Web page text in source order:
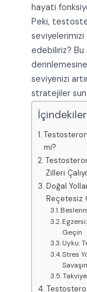
hayati
Peki,
seviyelerimizi
edebiliriz? Bu
seviyenizi
stratejiler
İçindekiler
mi?
Zilleri
Doğal
Reçetesiz
Geçin
Uyku:
Stres
Savaşın